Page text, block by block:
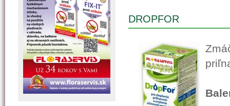
DROPFOR